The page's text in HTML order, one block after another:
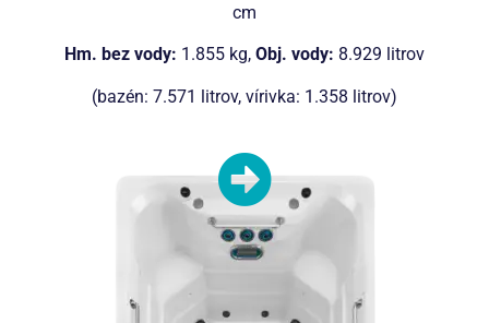
cm
Hm. bez vody: 1.855 kg, Obj. vody: 8.929 litrov
(bazén: 7.571 litrov, vírivka: 1.358 litrov)